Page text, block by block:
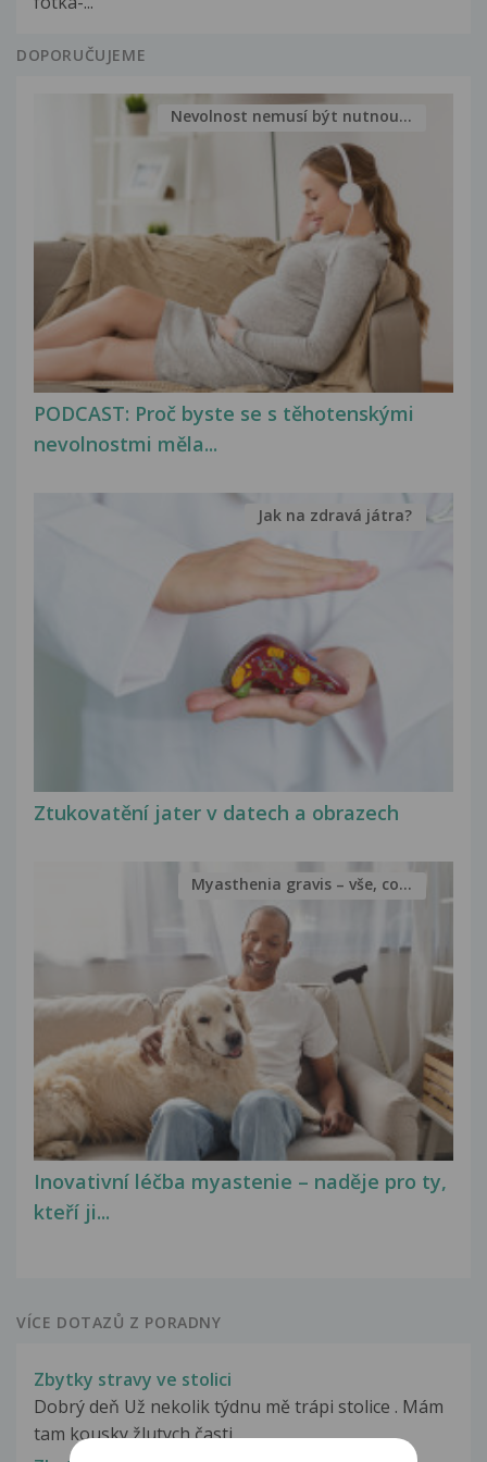
DOPORUČUJEME
PODCAST: Proč byste se s těhotenskými
nevolnostmi měla...
Nevolnost nemusí být nutnou...
Ztukovatění jater v datech a obrazech
Jak na zdravá játra?
Inovativní léčba myastenie – naděje pro ty,
kteří ji...
Myasthenia gravis – vše, co...
VÍCE DOTAZŮ Z PORADNY
Zbytky stravy ve stolici
Dobrý deň Už nekolik týdnu mě trápi stolice . Mám
tam kousky žlutych časti...